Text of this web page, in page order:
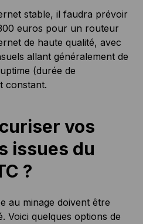
stable, il faudra prévoir
euros pour un routeur
de haute qualité, avec
allant généralement de
(durée de
constant.
vos
issues du
?
au minage doivent être
Voici quelques options de